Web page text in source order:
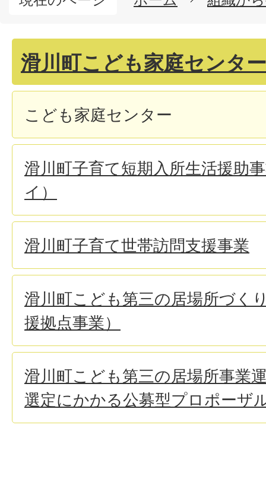
滑川町こども家庭センター
こども家庭センター
滑川町子育て短期入所生活援助
イ）
滑川町子育て世帯訪問支援事業
滑川町こども第三の居場所づく
援拠点事業）
滑川町こども第三の居場所事業
選定にかかる公募型プロポーザ